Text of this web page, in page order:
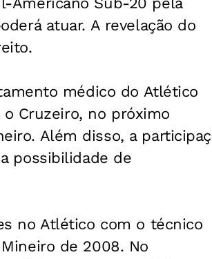
atuar. A revelação do
médico do Atlético
Cruzeiro, no próximo
Além disso, a
possibilidade de
no Atlético com o técnico
de 2008. No